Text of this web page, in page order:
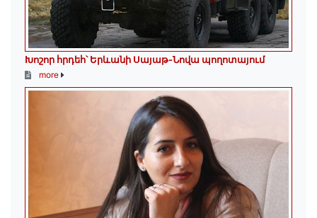
Խոշոր հրդեհ՝ Երևանի Սայաթ-Նովա պողոտայում
more